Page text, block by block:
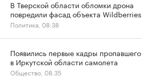
В Тверской области обломки дрона
повредили фасад объекта Wildberries
Политика, 08:38
Появились первые кадры пропавшего
в Иркутской области самолета
Общество, 08:35